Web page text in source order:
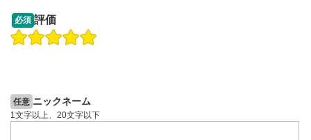
操作説明動画
必須 評価
任意 ニックネーム
1文字以上、20文字以下